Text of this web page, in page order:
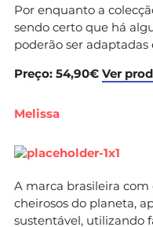
Por enquanto a
sendo certo que há
poderão ser
Preço: 54,90€ Ver
Melissa
A marca brasileira com
cheirosos do planeta,
sustentável, utilizando